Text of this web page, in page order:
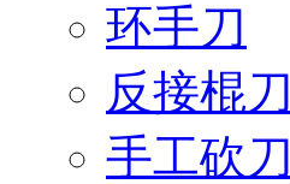
环手刀
反接棍刀
手工砍刀